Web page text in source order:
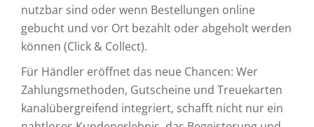
nutzbar sind oder wenn Bestellungen online
gebucht und vor Ort bezahlt oder abgeholt werden
können (Click & Collect).
Für Händler eröffnet das neue Chancen: Wer
Zahlungsmethoden, Gutscheine und Treuekarten
kanalübergreifend integriert, schafft nicht nur ein